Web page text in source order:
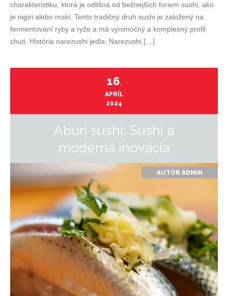
charakteristiku, ktorá je odlišná od bežnejších foriem sushi, ako
je nigiri alebo maki. Tento tradičný druh sushi je založený na
fermentovaní ryby a ryže a má výnimočný a komplexný profil
chuti. História narezushi jedla: Narezushi […]
16.
APRÍL
2024
Aburi sushi: Sushi a
moderná inovácia
AUTOR ADMIN